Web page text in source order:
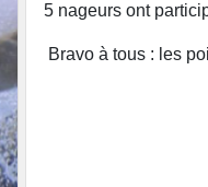
5 nageurs ont
Bravo à tous : les